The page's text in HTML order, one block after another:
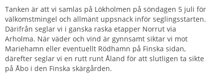
Tanken är att vi samlas på Lökholmen på söndagen 5 juli för
välkomstmingel och allmänt uppsnack inför seglingsstarten.
Därifrån seglar vi i ganska raska etapper Norrut via
Arholma. När väder och vind är gynnsamt siktar vi mot
Mariehamn eller eventuellt Rödhamn på Finska sidan,
därefter seglar vi en rutt runt Åland för att slutligen ta sikte
på Åbo i den Finska skärgården.